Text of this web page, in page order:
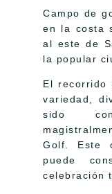
Campo de
en la costa
al este de
la popular
El recorrido
variedad,
sido
Golf. Este
puede
celebración